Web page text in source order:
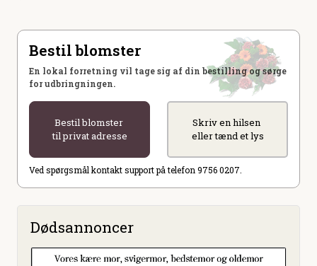
Bestil blomster
En lokal forretning vil tage sig af din bestilling og sørge
for udbringningen.
Bestil blomster
til privat adresse
Skriv en hilsen
eller tænd et lys
Ved spørgsmål kontakt support på telefon 9756 0207.
Dødsannoncer